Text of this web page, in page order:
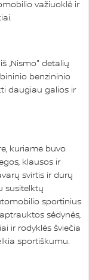
važiuoklė ir
„Nismo" detalių
benzininio
daugiau galios ir
kuriame buvo
klausos ir
svirtis ir durų
susitelktų
sportinius
sėdynės,
ir rodyklės šviečia
sportiškumu.